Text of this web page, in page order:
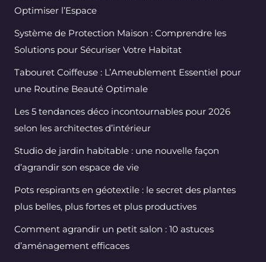
Optimiser l’Espace
Système de Protection Maison : Comprendre les
Solutions pour Sécuriser Votre Habitat
Tabouret Coiffeuse : L’Ameublement Essentiel pour
une Routine Beauté Optimale
Les 5 tendances déco incontournables pour 2026
selon les architectes d’intérieur
Studio de jardin habitable : une nouvelle façon
d’agrandir son espace de vie
Pots respirants en géotextile : le secret des plantes
plus belles, plus fortes et plus productives
Comment agrandir un petit salon : 10 astuces
d’aménagement efficaces